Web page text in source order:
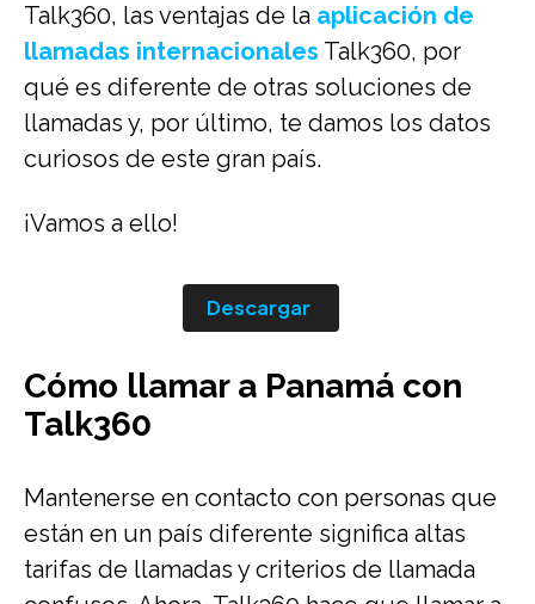
Talk360, las ventajas de la aplicación de
llamadas internacionales Talk360, por
qué es diferente de otras soluciones de
llamadas y, por último, te damos los datos
curiosos de este gran país.
¡Vamos a ello!
Descargar
Cómo llamar a Panamá con
Talk360
Mantenerse en contacto con personas que
están en un país diferente significa altas
tarifas de llamadas y criterios de llamada